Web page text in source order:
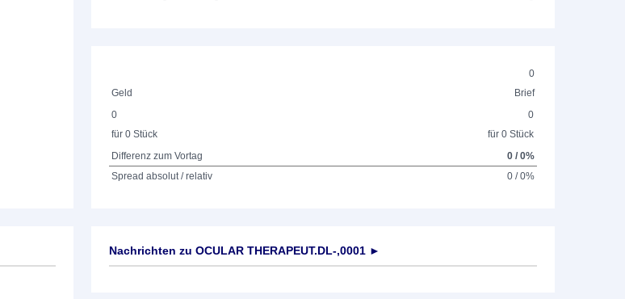
0
Geld
Brief
0
für 0 Stück
0
für 0 Stück
Differenz zum Vortag
0 / 0%
Spread absolut / relativ
0 / 0%
Nachrichten zu OCULAR THERAPEUT.DL-,0001 ►